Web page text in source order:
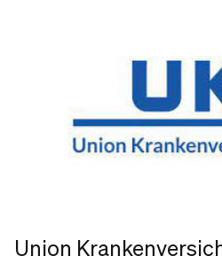
Union